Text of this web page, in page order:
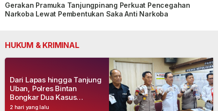
Gerakan Pramuka Tanjungpinang Perkuat Pencegahan
Narkoba Lewat Pembentukan Saka Anti Narkoba
HUKUM & KRIMINAL
2 hari yang lalu
Dari Lapas hingga Tanjung
Uban, Polres Bintan
Bongkar Dua Kasus
Narkoba, Empat Tersangka